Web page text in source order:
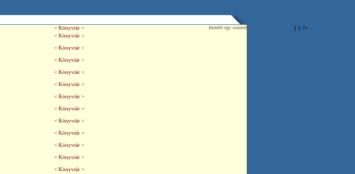
< Könyvtár > fentebb egy szinttel
< Könyvtár >
< Könyvtár >
< Könyvtár >
< Könyvtár >
< Könyvtár >
< Könyvtár >
< Könyvtár >
< Könyvtár >
< Könyvtár >
< Könyvtár >
< Könyvtár >
< Könyvtár >
} } ?>